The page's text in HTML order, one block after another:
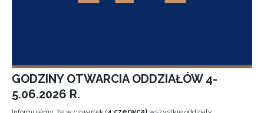
GODZINY OTWARCIA ODDZIAŁÓW 4-
5.06.2026 R.